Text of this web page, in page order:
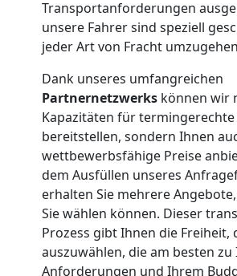
Transportanforderungen
unsere Fahrer sind speziell
jeder Art von Fracht
Dank unseres umfangreichen
Partnernetzwerks können wir
Kapazitäten für
bereitstellen, sondern Ihnen
wettbewerbsfähige Preise
dem Ausfüllen unseres
erhalten Sie mehrere
Sie wählen können. Dieser
Prozess gibt Ihnen die Freiheit,
auszuwählen, die am besten zu
Anforderungen und Ihrem
Beiladung
Feldkirch
Mini
Umzug
Feldkirch